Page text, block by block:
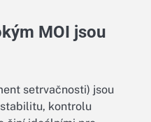
MOI jsou
setrvačnosti) jsou
kontrolu